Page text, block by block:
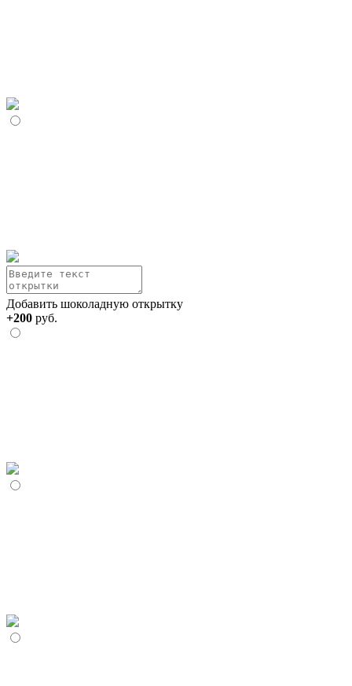
Добавить шоколадную открытку
+200 руб.